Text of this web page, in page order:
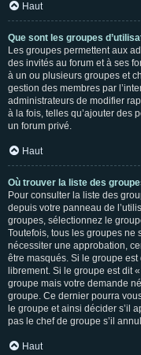
Haut
Que sont les groupes
Les groupes permettent aux
des invités au forum et à ses
à un ou plusieurs groupes et
gestion des membres par
administrateurs de modifier
à la fois, telles qu’ajouter des
un forum privé.
Haut
Où trouver la liste des
Pour consulter la liste des
depuis votre panneau de
groupes, sélectionnez le
Toutefois, tous les groupes ne
nécessiter une approbation,
être masqués. Si le groupe
librement. Si le groupe est dit
groupe mais votre demande
groupe. Ce dernier pourra
le groupe et ainsi décider s’il
pas le chef de groupe s’il
Haut